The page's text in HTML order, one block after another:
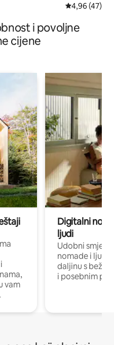
Prosječna
4,96 (47)
i povoljne
cijene
vam
Digitalni
ljudi
Udobni
nomade i ljude
daljinu s
i posebnim